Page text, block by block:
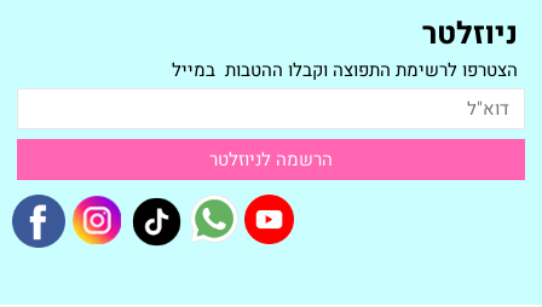
ניוזלטר
הצטרפו לרשימת התפוצה וקבלו ההטבות במייל